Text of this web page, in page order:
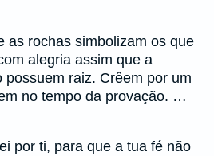
as rochas simbolizam os que
alegria assim que a
possuem raiz. Crêem por um
no tempo da provação. …
por ti, para que a tua fé não